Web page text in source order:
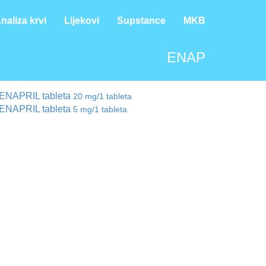
krvi Lijekovi Supstance MKB
ENAP
tableta 20 mg/1 tableta
tableta 5 mg/1 tableta